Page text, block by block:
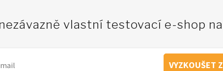
vlastní testovací e-shop
VYZKOUŠET